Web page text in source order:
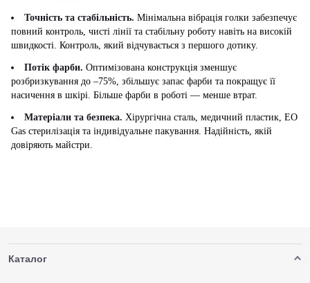
Точність та стабільність. Мінімальна вібрація голки забезпечує
повний контроль, чисті лінії та стабільну роботу навіть на високій
швидкості. Контроль, який відчувається з першого дотику.
Потік фарби. Оптимізована конструкція зменшує
розбризкування до –75%, збільшує запас фарби та покращує її
насичення в шкірі. Більше фарби в роботі — менше втрат.
Матеріали та безпека. Хірургічна сталь, медичний пластик, EO
Gas стерилізація та індивідуальне пакування. Надійність, якій
довіряють майстри.
Каталог